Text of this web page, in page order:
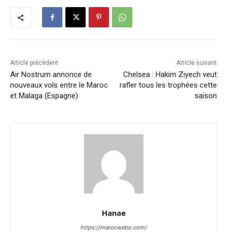
Article précédent
Air Nostrum annonce de
nouveaux vols entre le Maroc
et Malaga (Espagne)
Article suivant
Chelsea : Hakim Ziyech veut
rafler tous les trophées cette
saison
Hanae
https://marocwebo.com/